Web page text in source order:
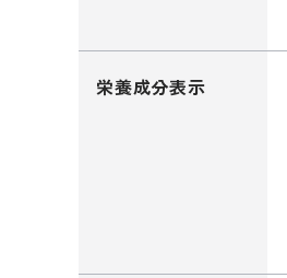
栄養成分表示